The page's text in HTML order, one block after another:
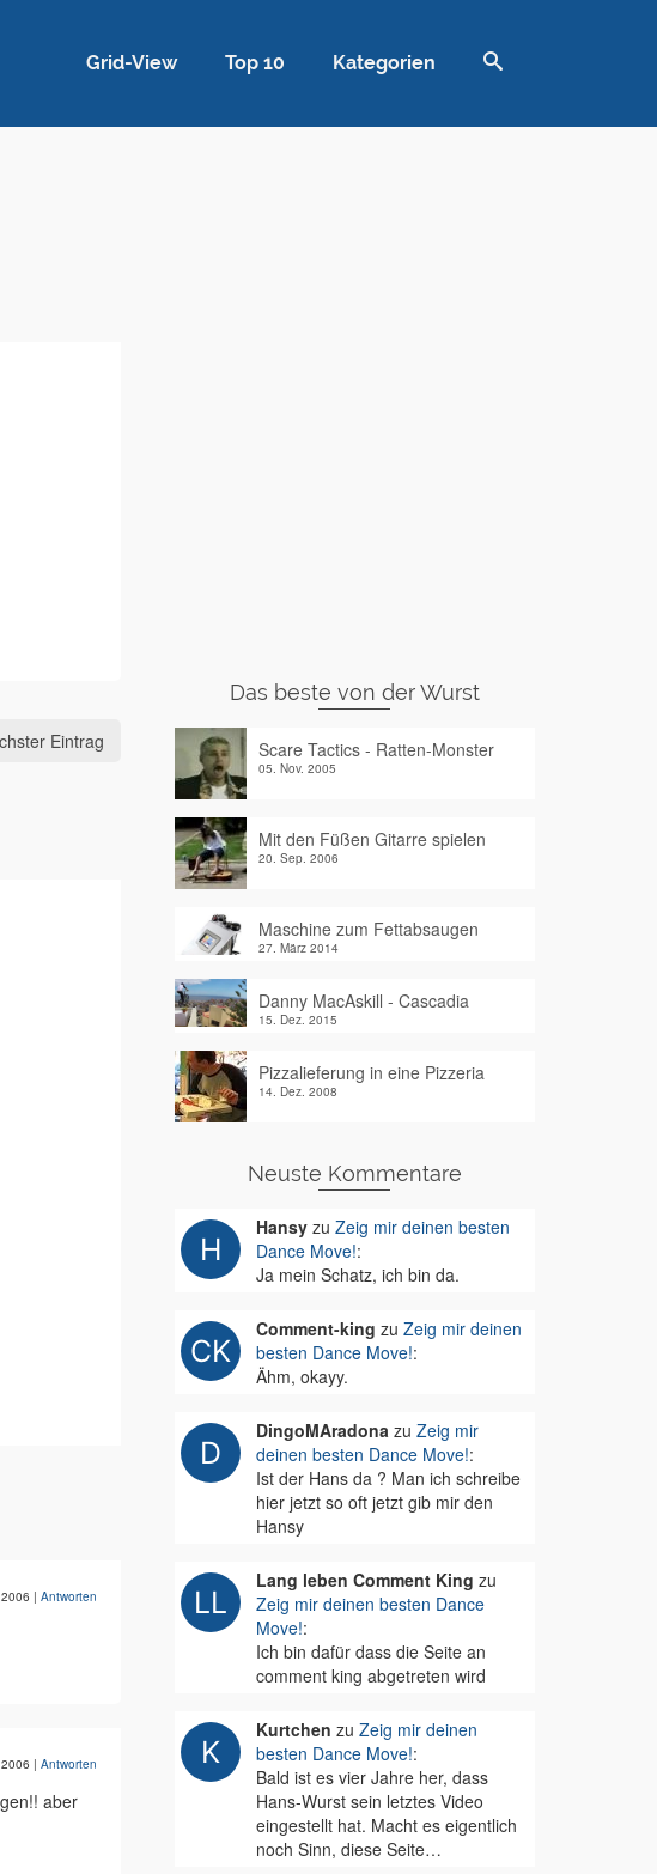
Grid-View Top 10 Kategorien
Eintrag
| Antworten
| Antworten
aber
Das beste von der Wurst
Scare Tactics - Ratten-Monster
05. Nov. 2005
Mit den Füßen Gitarre spielen
20. Sep. 2006
Maschine zum Fettabsaugen
27. März 2014
Danny MacAskill - Cascadia
15. Dez. 2015
Pizzalieferung in eine Pizzeria
14. Dez. 2008
Neuste Kommentare
Hansyzu Zeig mir deinen besten
Dance Move!:
Ja mein Schatz, ich bin da.
Comment-king zu Zeig mir deinen
besten Dance Move!:
Ähm, okayy.
DingoMAradonazu Zeig mir
deinen besten Dance Move!:
Ist der Hans da ? Man ich schreibe
hier jetzt so oft jetzt gib mir den
Hansy
Lang leben Comment King zu
Zeig mir deinen besten Dance
Move!:
Ich bin dafür dass die Seite an
comment king abgetreten wird
Kurtchen zu Zeig mir deinen
besten Dance Move!:
Bald ist es vier Jahre her, dass
Hans-Wurst sein letztes Video
eingestellt hat. Macht es eigentlich
noch Sinn, diese Seite…